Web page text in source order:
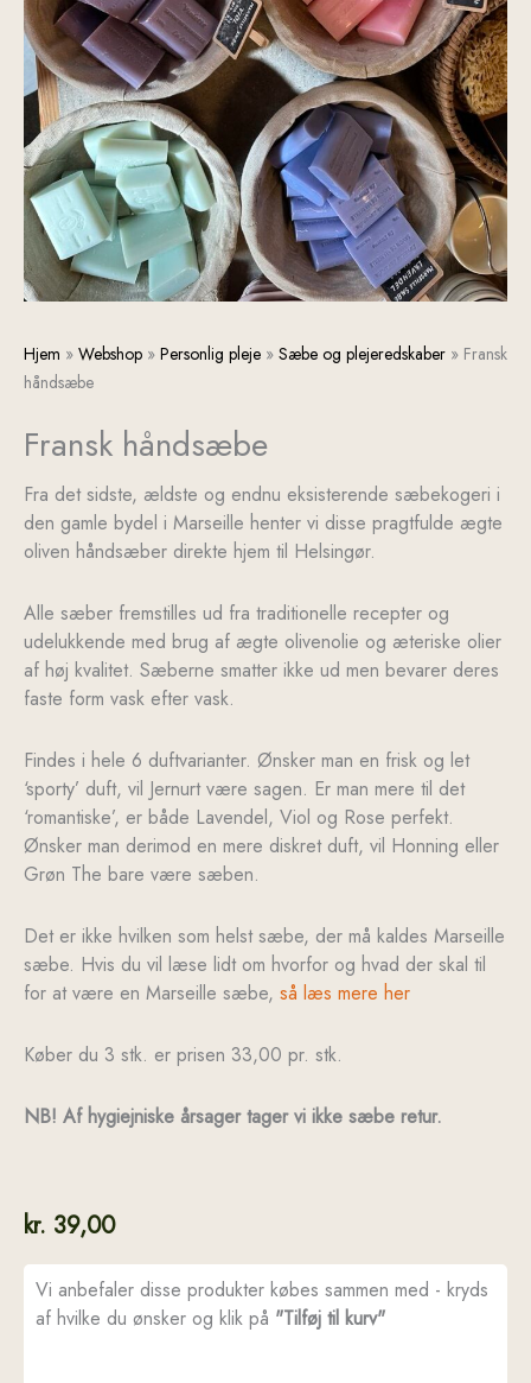
Hjem » Webshop » Personlig pleje » Sæbe og plejeredskaber » Fransk
håndsæbe
Fransk håndsæbe
Fra det sidste, ældste og endnu eksisterende sæbekogeri i
den gamle bydel i Marseille henter vi disse pragtfulde ægte
oliven håndsæber direkte hjem til Helsingør.
Alle sæber fremstilles ud fra traditionelle recepter og
udelukkende med brug af ægte olivenolie og æteriske olier
af høj kvalitet. Sæberne smatter ikke ud men bevarer deres
faste form vask efter vask.
Findes i hele 6 duftvarianter. Ønsker man en frisk og let
‘sporty’ duft, vil Jernurt være sagen. Er man mere til det
‘romantiske’, er både Lavendel, Viol og Rose perfekt.
Ønsker man derimod en mere diskret duft, vil Honning eller
Grøn The bare være sæben.
Det er ikke hvilken som helst sæbe, der må kaldes Marseille
sæbe. Hvis du vil læse lidt om hvorfor og hvad der skal til
for at være en Marseille sæbe, så læs mere her
Køber du 3 stk. er prisen 33,00 pr. stk.
NB! Af hygiejniske årsager tager vi ikke sæbe retur.
kr. 39,00
Vi anbefaler disse produkter købes sammen med - kryds
af hvilke du ønsker og klik på "Tilføj til kurv"
Den
var:
Den
Den
var:
Den
Fransk
håndsæbe